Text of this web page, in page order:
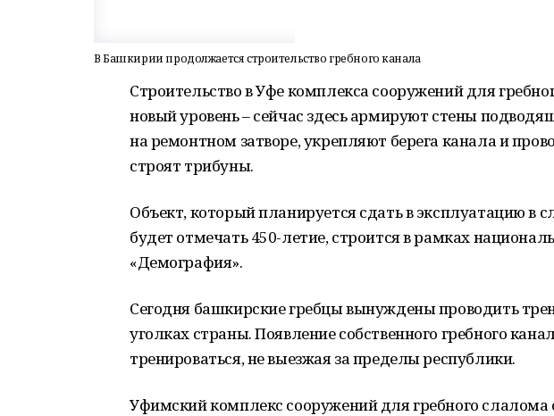
В Башкирии продолжается строительство гребного канала
Строительство в Уфе комплекса сооружений для
новый уровень – сейчас здесь армируют стены
на ремонтном затворе, укрепляют берега канала и
строят трибуны.
Объект, который планируется сдать в эксплуатацию в
будет отмечать 450-летие, строится в рамках
«Демография».
Сегодня башкирские гребцы вынуждены проводить
уголках страны. Появление собственного гребного
тренироваться, не выезжая за пределы республики.
Уфимский комплекс сооружений для гребного слалома